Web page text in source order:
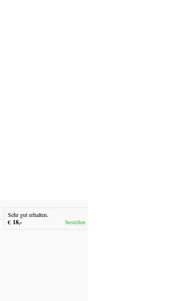
Sehr gut erhalten.
€ 18,- bestellen